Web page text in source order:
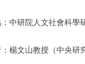
中研院人文社會科學
楊文山教授（中央研